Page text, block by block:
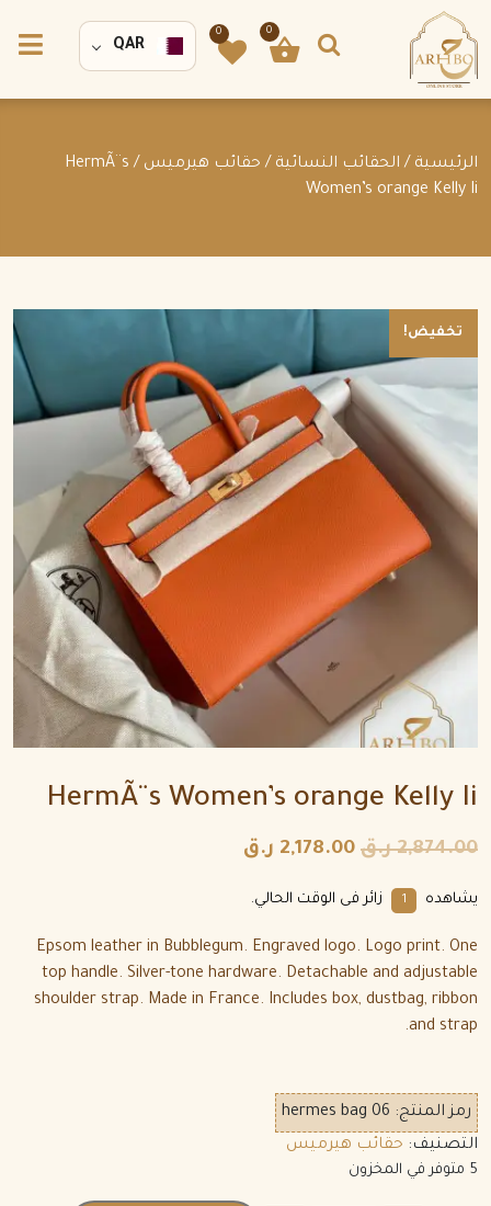
0
0
QAR
الرئيسية / الحقائب النسائية / حقائب هيرميس
/ HermÃ¨s
Women’s orange Kelly Ii
تخفيض!
HermÃ¨s Women’s orange Kelly Ii
2,874.00 ر.ق 2,178.00 ر.ق
يشاهده 6 زائر فى الوقت الحالي.
Epsom leather in Bubblegum. Engraved logo. Logo print. One
top handle. Silver-tone hardware. Detachable and adjustable
shoulder strap. Made in France. Includes box, dustbag, ribbon
and strap.
رمز المنتج: hermes bag 06
التصنيف: حقائب هيرميس
5 متوفر في المخزون